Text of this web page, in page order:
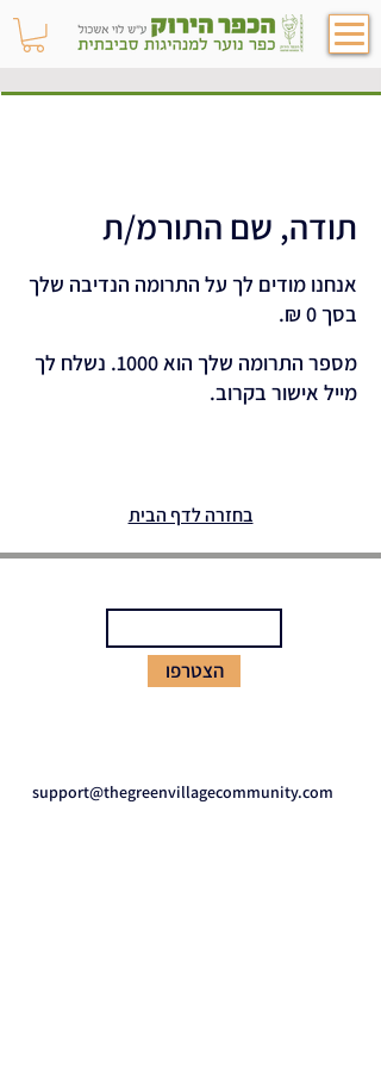
תודה, שם התורמ/ת
אנחנו מודים לך על התרומה הנדיבה שלך
בסך ‏0 ‏₪.
מספר התרומה שלך הוא 1000. נשלח לך
מייל אישור בקרוב.
בחזרה לדף הבית
הצטרפו
support@thegreenvillagecommunity.com